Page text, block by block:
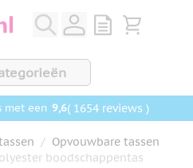
View quote,
Bekijk
met een 9,6( 1654 reviews )
/ Opvouwbare tassen
boodschappentas